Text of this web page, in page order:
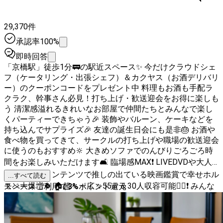
29,370件
承認率100%
即時回答
「京橋駅」徒歩1分🚃の駅近スペース✨ 今だけクラウドシェ
フ（ケータリング・出張シェフ）＆カクヤス（お酒デリバリ
ー）のクーポンコードをプレゼント中 料理もお酒も手配ラ
クラク、幹事さん必見！打ち上げ・歓送迎会をお得に楽しも
う 清潔感溢れるきれいなお部屋で仲間たちとみんなで楽し
くパーティーできちゃう🎉 装飾やバルーン、ケーキなどを
持ち込んでサプライズ🎉 友達の誕生日会にも是非🎂 お酒や
食べ物を買ってきて、サークルの打ち上げや職場の歓送迎会
に使うのもおすすめ🔆 大きめソファでのんびりごろごろ時
間をお楽しみいただけます🛋️ 臨場感MAX❗ LIVEDVDや大人
気動画配信コンテンツで推しの出ている映画鑑賞で幸せホル
モン大爆増🍀 🏠超～～広々55㎡＆30人収容可能🙆‍♂❗ みんな
で大盛りあがり間違いなし🎉 広いスペースでイベント開催
✨はもちろんの事、 撮影🎥・会議・オフサイトミーティン
グをするのもおすすめ🕺🏻 会議・打ち合わせをするならコ
...すべて読む
スペースご利用で3%ポイント還元